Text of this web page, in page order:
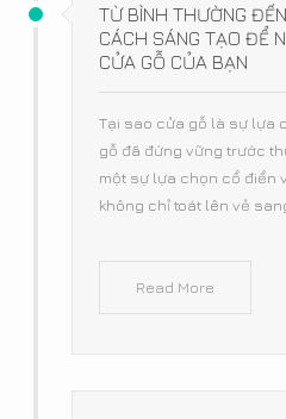
TỪ BÌNH THƯỜNG
CÁCH SÁNG TẠO ĐỂ
CỬA GỖ CỦA BẠN
Tại sao cửa gỗ là sự lựa
gỗ đã đứng vững trước
một sự lựa chọn cổ điển
không chỉ toát lên vẻ
Read More